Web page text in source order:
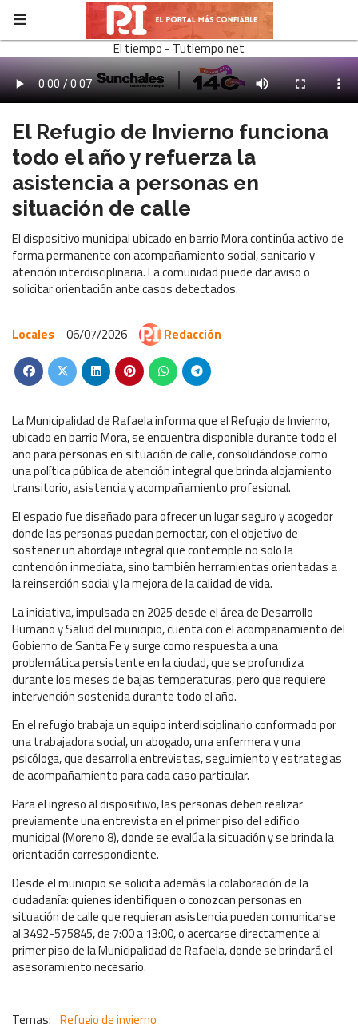
El tiempo - Tutiempo.net
El Refugio de Invierno funciona
todo el año y refuerza la
asistencia a personas en
situación de calle
El dispositivo municipal ubicado en barrio Mora continúa activo de
forma permanente con acompañamiento social, sanitario y
atención interdisciplinaria. La comunidad puede dar aviso o
solicitar orientación ante casos detectados.
Locales 06/07/2026 Redacción
La Municipalidad de Rafaela informa que el Refugio de Invierno,
ubicado en barrio Mora, se encuentra disponible durante todo el
año para personas en situación de calle, consolidándose como
una política pública de atención integral que brinda alojamiento
transitorio, asistencia y acompañamiento profesional.
El espacio fue diseñado para ofrecer un lugar seguro y acogedor
donde las personas puedan pernoctar, con el objetivo de
sostener un abordaje integral que contemple no solo la
contención inmediata, sino también herramientas orientadas a
la reinserción social y la mejora de la calidad de vida.
La iniciativa, impulsada en 2025 desde el área de Desarrollo
Humano y Salud del municipio, cuenta con el acompañamiento del
Gobierno de Santa Fe y surge como respuesta a una
problemática persistente en la ciudad, que se profundiza
durante los meses de bajas temperaturas, pero que requiere
intervención sostenida durante todo el año.
En el refugio trabaja un equipo interdisciplinario conformado por
una trabajadora social, un abogado, una enfermera y una
psicóloga, que desarrolla entrevistas, seguimiento y estrategias
de acompañamiento para cada caso particular.
Para el ingreso al dispositivo, las personas deben realizar
previamente una entrevista en el primer piso del edificio
municipal (Moreno 8), donde se evalúa la situación y se brinda la
orientación correspondiente.
Desde el municipio se solicita además la colaboración de la
ciudadanía: quienes identifiquen o conozcan personas en
situación de calle que requieran asistencia pueden comunicarse
al 3492-575845, de 7:00 a 13:00, o acercarse directamente al
primer piso de la Municipalidad de Rafaela, donde se brindará el
asesoramiento necesario.
Refugio de invierno